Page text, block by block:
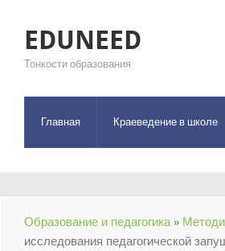
EDUNEED
Тонкости образования
Главная Краеведение в школе
Образование и педагогика»
исследования педагогической